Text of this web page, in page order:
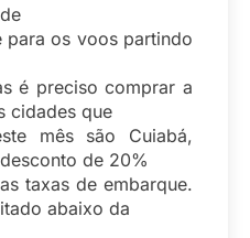
os voos partindo
é preciso comprar a
cidades que
mês são Cuiabá,
de 20%
taxas de embarque.
abaixo da